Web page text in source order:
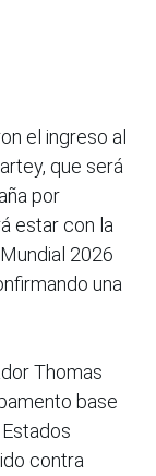
el ingreso al
que será
por
estar con la
2026
una
Thomas
base
contra